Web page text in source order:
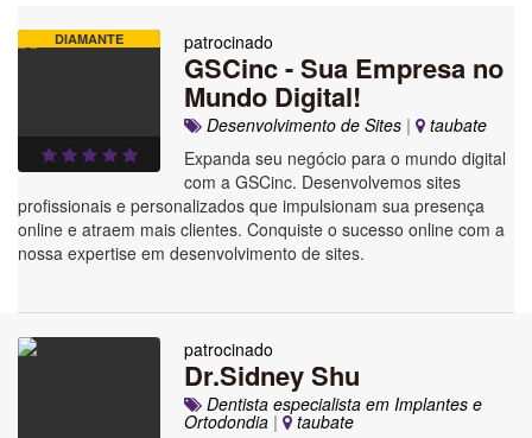
DIAMANTE patrocinado
GSCinc - Sua Empresa no
Mundo Digital!
Desenvolvimento de Sites |
taubate
Expanda seu negócio para o mundo digital
com a GSCinc. Desenvolvemos sites
profissionais e personalizados que impulsionam sua presença
online e atraem mais clientes. Conquiste o sucesso online com a
nossa expertise em desenvolvimento de sites.
patrocinado
Dr.Sidney Shu
Dentista especialista em Implantes e
Ortodondia |
taubate